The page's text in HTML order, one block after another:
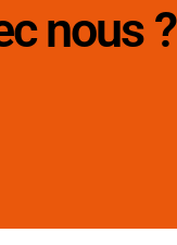
nous ?